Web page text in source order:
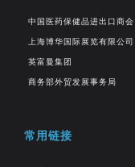
中国医药保健品进出口商会
上海博华国际展览有限公司
英富曼集团
商务部外贸发展事务局
常用链接